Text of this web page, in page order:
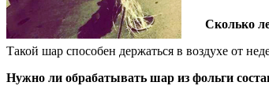
Сколько
Такой шар способен держаться в воздухе от
Нужно ли обрабатывать шар из фольги